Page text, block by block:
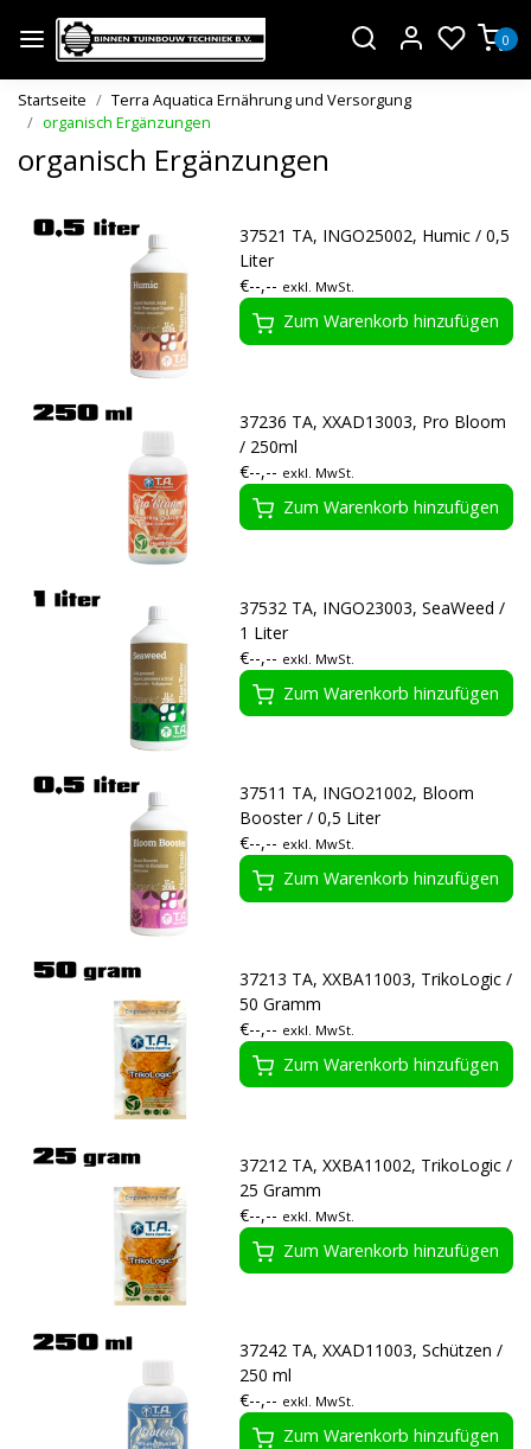
0
Startseite
Terra Aquatica Ernährung und Versorgung
organisch Ergänzungen
organisch Ergänzungen
37521 TA, INGO25002, Humic / 0,5
Liter
€--,-- exkl. MwSt.
Zum Warenkorb hinzufügen
37236 TA, XXAD13003, Pro Bloom
/ 250ml
€--,-- exkl. MwSt.
Zum Warenkorb hinzufügen
37532 TA, INGO23003, SeaWeed /
1 Liter
€--,-- exkl. MwSt.
Zum Warenkorb hinzufügen
37511 TA, INGO21002, Bloom
Booster / 0,5 Liter
€--,-- exkl. MwSt.
Zum Warenkorb hinzufügen
37213 TA, XXBA11003, TrikoLogic /
50 Gramm
€--,-- exkl. MwSt.
Zum Warenkorb hinzufügen
37212 TA, XXBA11002, TrikoLogic /
25 Gramm
€--,-- exkl. MwSt.
Zum Warenkorb hinzufügen
37242 TA, XXAD11003, Schützen /
250 ml
€--,-- exkl. MwSt.
Zum Warenkorb hinzufügen